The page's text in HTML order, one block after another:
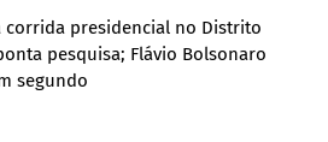
corrida presidencial no Distrito
pesquisa; Flávio Bolsonaro
segundo